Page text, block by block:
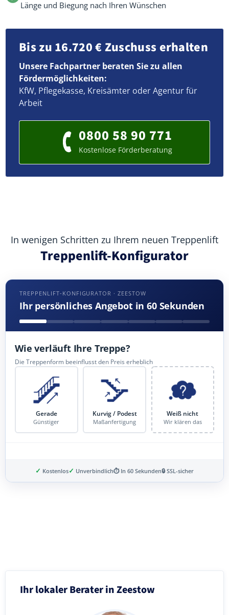
Länge und Biegung nach Ihren Wünschen
Bis zu 16.720 € Zuschuss erhalten
Unsere Fachpartner beraten Sie zu allen
Fördermöglichkeiten:
KfW, Pflegekasse, Kreisämter oder Agentur für
Arbeit
0800 58 90 771
Kostenlose Förderberatung
In wenigen Schritten zu Ihrem neuen Treppenlift
Treppenlift-Konfigurator
TREPPENLIFT-KONFIGURATOR · ZEESTOW
Ihr persönliches Angebot in 60 Sekunden
Wie verläuft Ihre Treppe?
Die Treppenform beeinflusst den Preis erheblich
Gerade
Günstiger
Kurvig / Podest
Maßanfertigung
Weiß nicht
Wir klären das
✓ Kostenlos✓ Unverbindlich⏱ In 60 Sekunden🔒 SSL-sicher
Ihr lokaler Berater in Zeestow